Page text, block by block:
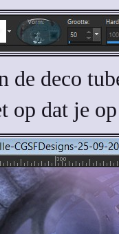
de deco
op dat je